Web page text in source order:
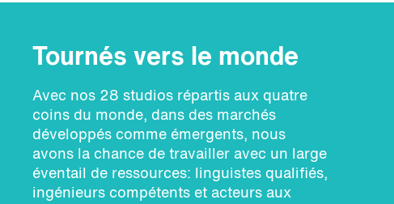
Tournés vers le monde
Avec nos 28 studios répartis aux quatre
coins du monde, dans des marchés
développés comme émergents, nous
avons la chance de travailler avec un large
éventail de ressources: linguistes qualifiés,
ingénieurs compétents et acteurs aux